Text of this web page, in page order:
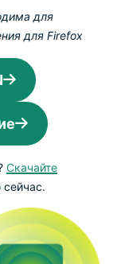
для
для Firefox
Скачайте